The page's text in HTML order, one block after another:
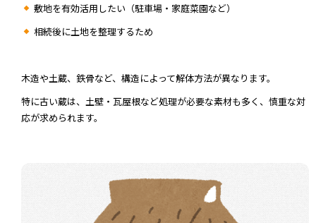
敷地を有効活用したい（駐車場・家庭菜園など）
相続後に土地を整理するため
木造や土蔵、鉄骨など、構造によって解体方法が異なります。
特に古い蔵は、土壁・瓦屋根など処理が必要な素材も多く、慎重な対
応が求められます。